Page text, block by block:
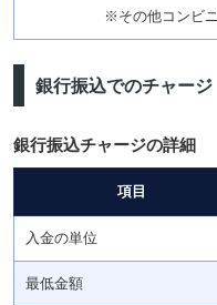
※その他コンビ
銀行振込でのチャージ
銀行振込チャージの詳細
項目
入金の単位
最低金額